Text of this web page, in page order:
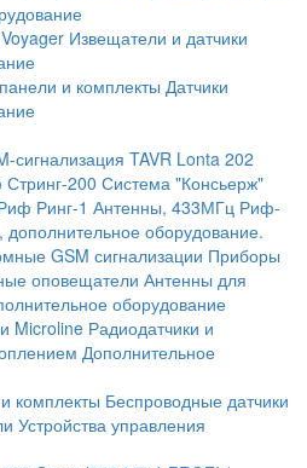
Voyager Извещатели и датчики
и комплекты Датчики
сигнализация TAVR Lonta 202
200 Система "Консьерж"
Ринг-1 Антенны, 433МГц Риф-
дополнительное оборудование.
GSM сигнализации Приборы
оповещатели Антенны для
оборудование
Microline Радиодатчики и
Дополнительное
комплекты Беспроводные датчики
Устройства управления